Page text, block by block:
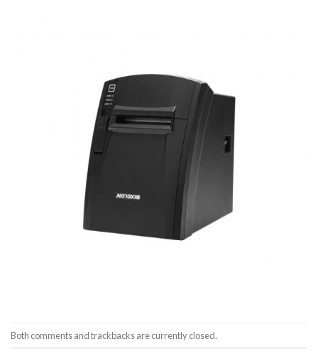
Both comments and trackbacks are currently closed.